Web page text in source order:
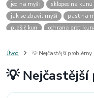
jed na myši
sklopec na kunu
jak se zbavit myší
past na
plašič kun
ochrana proti
past na kunu
myši v domě
štěnice
štěnice v hotelu
Úvod 💡 Nejčastější problémy
💡